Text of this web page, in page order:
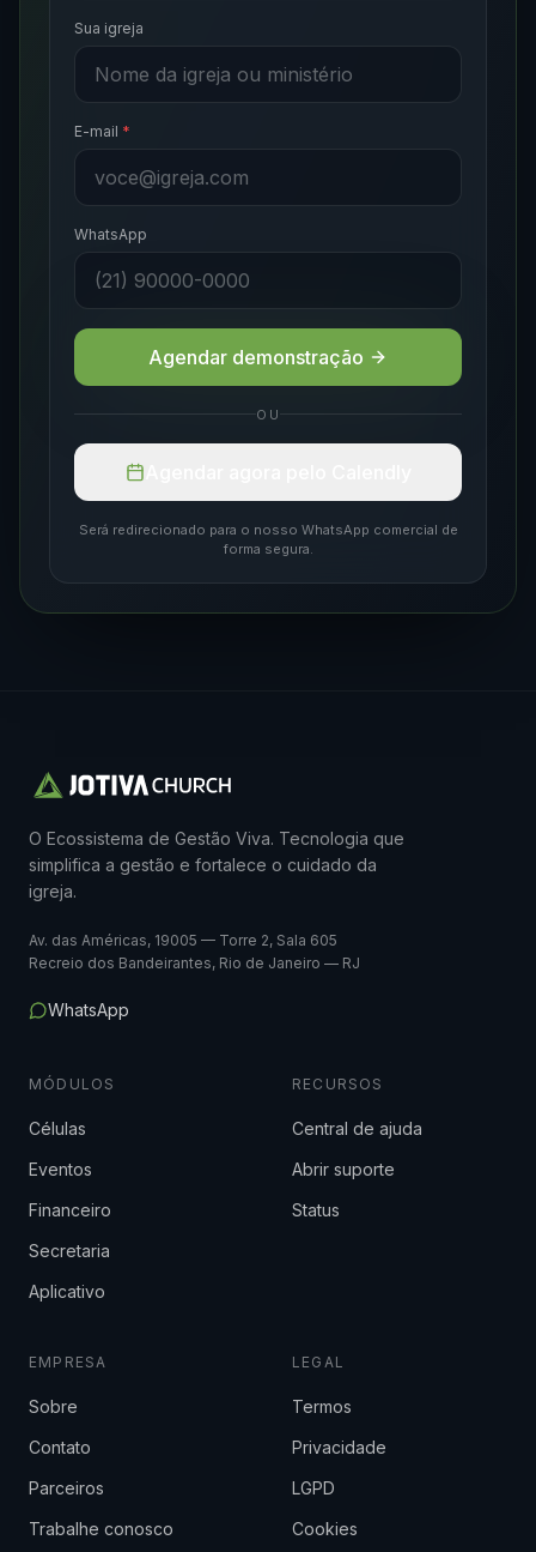
Sua igreja
E-mail *
WhatsApp
Agendar demonstração
OU
Será redirecionado para o nosso WhatsApp comercial de
forma segura.
O Ecossistema de Gestão Viva. Tecnologia que
simplifica a gestão e fortalece o cuidado da
igreja.
Av. das Américas, 19005 — Torre 2, Sala 605
Recreio dos Bandeirantes, Rio de Janeiro — RJ
WhatsApp
MÓDULOS
Células
Eventos
Financeiro
Secretaria
Aplicativo
RECURSOS
Central de ajuda
Abrir suporte
Status
EMPRESA
Sobre
Contato
Parceiros
Trabalhe conosco
LEGAL
Termos
Privacidade
LGPD
Cookies